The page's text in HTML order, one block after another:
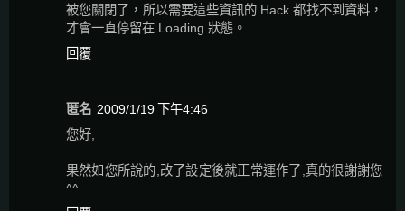
被您關閉了，所以需要這些資訊的 Hack 都找不到資料，
才會一直停留在 Loading 狀態。
回覆
匿名 2009/1/19 下午4:46
您好,
果然如您所說的,改了設定後就正常運作了,真的很謝謝您
^^